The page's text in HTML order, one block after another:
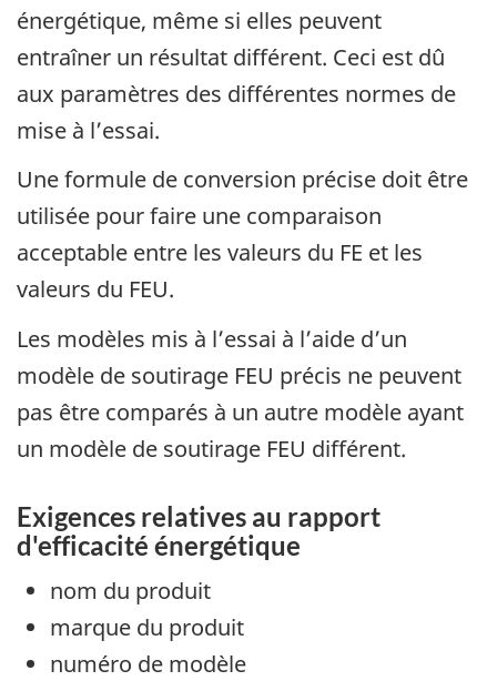
énergétique, même si elles peuvent
entraîner un résultat différent. Ceci est dû
aux paramètres des différentes normes de
mise à l’essai.
Une formule de conversion précise doit être
utilisée pour faire une comparaison
acceptable entre les valeurs du FE et les
valeurs du FEU.
Les modèles mis à l’essai à l’aide d’un
modèle de soutirage FEU précis ne peuvent
pas être comparés à un autre modèle ayant
un modèle de soutirage FEU différent.
Exigences relatives au rapport
d'efficacité énergétique
nom du produit
marque du produit
numéro de modèle